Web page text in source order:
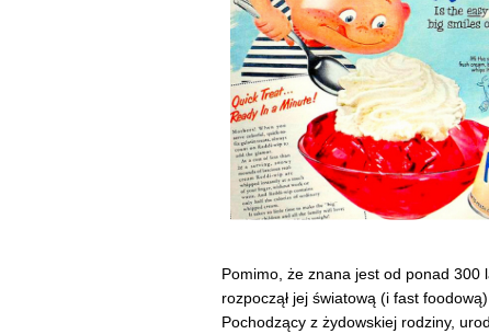
Pomimo, że znana jest od ponad 300
rozpoczął jej światową (i fast
Pochodzący z żydowskiej rodziny,